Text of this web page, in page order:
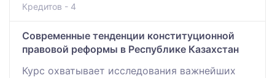
Кредитов - 4
Современные тенденции конституционной
правовой реформы в Республике Казахстан
Курс охватывает исследования важнейших